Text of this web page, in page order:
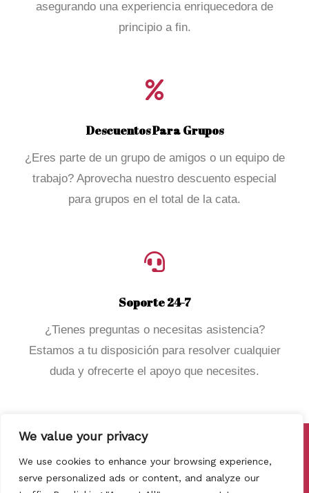
We value your privacy
We use cookies to enhance your browsing experience,
serve personalized ads or content, and analyze our
asegurando una experiencia enriquecedora de
principio a fin.
Descuentos Para Grupos
¿Eres parte de un grupo de amigos o un equipo de
trabajo? Aprovecha nuestro descuento especial
para grupos en el total de la cata.
Soporte 24-7
¿Tienes preguntas o necesitas asistencia?
Estamos a tu disposición para resolver cualquier
duda y ofrecerte el apoyo que necesites.
Copyright © 2026 Cata de Vinos Barcelona
Política de privacidad
Politica de Cookies